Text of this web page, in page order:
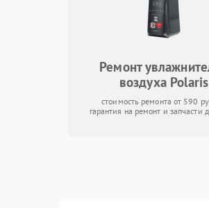
Ремонт
воздуха Polaris
стоимость ремонта от 590
гарантия на ремонт и запчасти